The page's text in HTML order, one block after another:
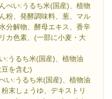
べい:うるち米(国産)、植物
粉、発酵調味料、葱、マル
分解物、酵母エキス、香辛
カ色素、(一部に小麦・大
:うるち米(国産)、植物油
を含む)
い:うるち米(国産)、植物油
末しょうゆ、デキストリ